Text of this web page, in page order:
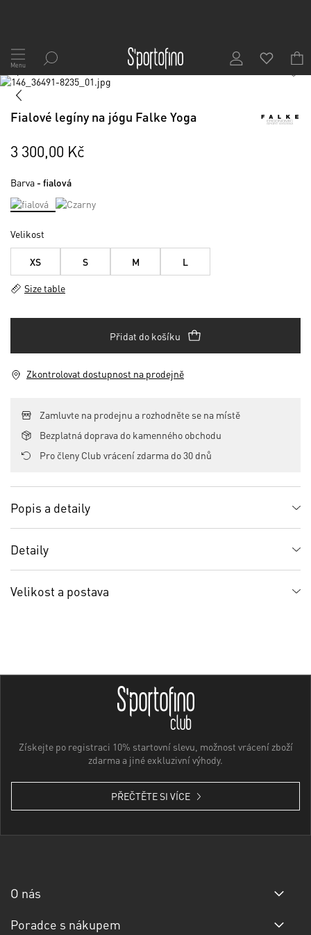
Přejít
na
obsah
Menu
Skip
end
the
images
1/6
Skip
the
the
gallery
Fialové legíny na jógu Falke Yoga
3 300,00 Kč
Barva - fialová
Velikost
XS S M L
Size table
Přidat do košíku
Zkontrolovat dostupnost na prodejně
Zamluvte na prodejnu a rozhodněte se na místě
Bezplatná doprava do kamenného obchodu
Pro členy Club vrácení zdarma do 30 dnů
Popis a detaily
Detaily
Velikost a postava
Získejte po registraci 10% startovní slevu, možnost vrácení zboží
zdarma a jiné exkluzivní výhody.
PŘEČTĚTE SI VÍCE
O nás
Poradce s nákupem